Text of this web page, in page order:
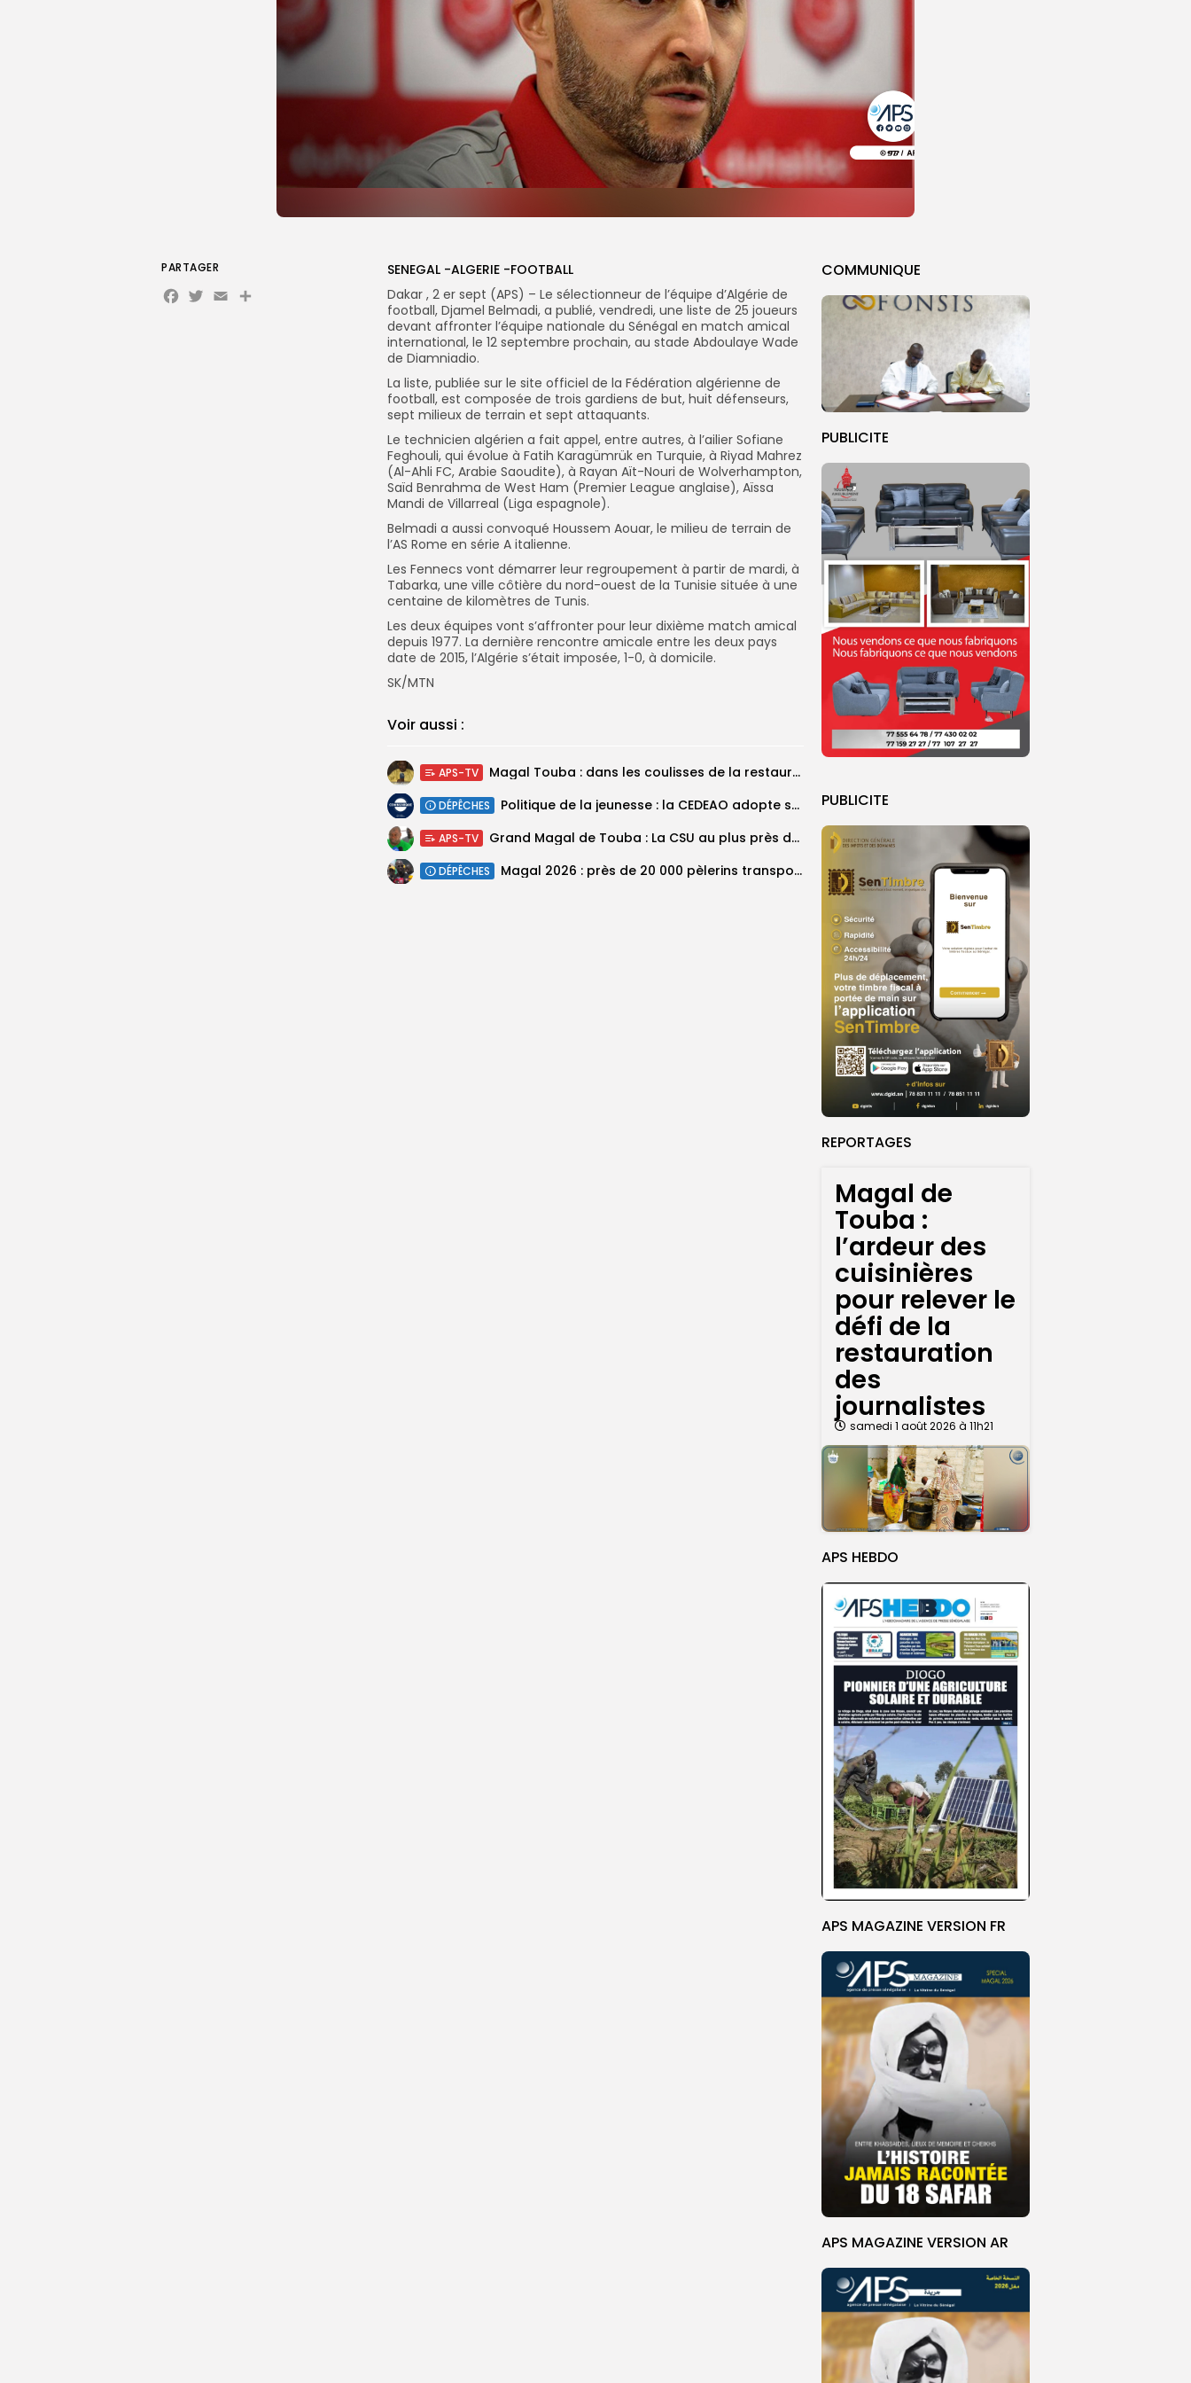
COMMUNIQUE
PUBLICITE
PUBLICITE
REPORTAGES
Magal de
Touba :
l’ardeur des
cuisinières
pour relever le
défi de la
restauration
des
journalistes
samedi 1 août 2026 à 11h21
APS HEBDO
APS MAGAZINE VERSION FR
APS MAGAZINE VERSION AR
SENEGAL -ALGERIE -FOOTBALL
Dakar , 2 er sept (APS) – Le sélectionneur de l’équipe d’Algérie de
football, Djamel Belmadi, a publié, vendredi, une liste de 25 joueurs
devant affronter l’équipe nationale du Sénégal en match amical
international, le 12 septembre prochain, au stade Abdoulaye Wade
de Diamniadio.
La liste, publiée sur le site officiel de la Fédération algérienne de
football, est composée de trois gardiens de but, huit défenseurs,
sept milieux de terrain et sept attaquants.
Le technicien algérien a fait appel, entre autres, à l’ailier Sofiane
Feghouli, qui évolue à Fatih Karagümrük en Turquie, à Riyad Mahrez
(Al-Ahli FC, Arabie Saoudite), à Rayan Aït-Nouri de Wolverhampton,
Saïd Benrahma de West Ham (Premier League anglaise), Aïssa
Mandi de Villarreal (Liga espagnole).
Belmadi a aussi convoqué Houssem Aouar, le milieu de terrain de
l’AS Rome en série A italienne.
Les Fennecs vont démarrer leur regroupement à partir de mardi, à
Tabarka, une ville côtière du nord-ouest de la Tunisie située à une
centaine de kilomètres de Tunis.
Les deux équipes vont s’affronter pour leur dixième match amical
depuis 1977. La dernière rencontre amicale entre les deux pays
date de 2015, l’Algérie s’était imposée, 1-0, à domicile.
SK/MTN
Voir aussi :
APS-TV Magal Touba : dans les coulisses de la restauration de la presse...
DÉPÊCHES Politique de la jeunesse : la CEDEAO adopte son plan d’actions stratégiques...
APS-TV Grand Magal de Touba : La CSU au plus près des pèlerins
DÉPÊCHES Magal 2026 : près de 20 000 pèlerins transportés vers Touba en...
PARTAGER
Facebook
Twitter
Email